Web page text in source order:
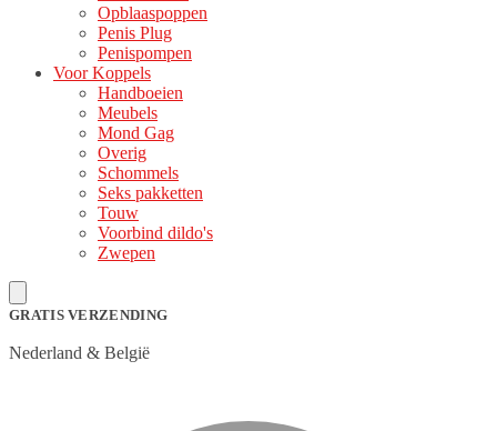
Opblaaspoppen
Penis Plug
Penispompen
Voor Koppels
Handboeien
Meubels
Mond Gag
Overig
Schommels
Seks pakketten
Touw
Voorbind dildo's
Zwepen
GRATIS VERZENDING
Nederland & België